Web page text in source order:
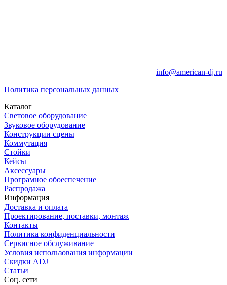
info@american-dj.ru
Политика персональных данных
Каталог
Световое оборудование
Звуковое оборудование
Конструкции сцены
Коммутация
Стойки
Кейсы
Аксессуары
Програмное обоеспечение
Распродажа
Информация
Доставка и оплата
Проектирование, поставки, монтаж
Контакты
Политика конфиденциальности
Сервисное обслуживание
Условия использования информации
Скидки ADJ
Статьи
Соц. сети